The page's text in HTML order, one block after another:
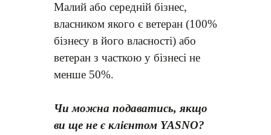
Малий або середній бізнес,
власником якого є ветеран (100%
бізнесу в його власності) або
ветеран з часткою у бізнесі не
менше 50%.
Чи можна подаватись, якщо
ви ще не є клієнтом YASNO?